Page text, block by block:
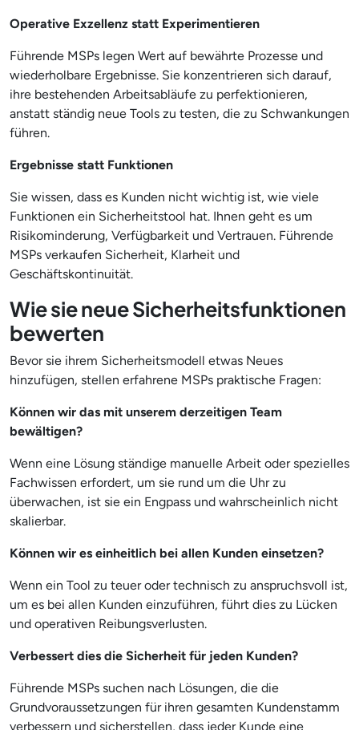
Operative Exzellenz statt Experimentieren
Führende MSPs legen Wert auf bewährte Prozesse und
wiederholbare Ergebnisse. Sie konzentrieren sich darauf,
ihre bestehenden Arbeitsabläufe zu perfektionieren,
anstatt ständig neue Tools zu testen, die zu Schwankungen
führen.
Ergebnisse statt Funktionen
Sie wissen, dass es Kunden nicht wichtig ist, wie viele
Funktionen ein Sicherheitstool hat. Ihnen geht es um
Risikominderung, Verfügbarkeit und Vertrauen. Führende
MSPs verkaufen Sicherheit, Klarheit und
Geschäftskontinuität.
Wie sie neue Sicherheitsfunktionen
bewerten
Bevor sie ihrem Sicherheitsmodell etwas Neues
hinzufügen, stellen erfahrene MSPs praktische Fragen:
Können wir das mit unserem derzeitigen Team
bewältigen?
Wenn eine Lösung ständige manuelle Arbeit oder spezielles
Fachwissen erfordert, um sie rund um die Uhr zu
überwachen, ist sie ein Engpass und wahrscheinlich nicht
skalierbar.
Können wir es einheitlich bei allen Kunden einsetzen?
Wenn ein Tool zu teuer oder technisch zu anspruchsvoll ist,
um es bei allen Kunden einzuführen, führt dies zu Lücken
und operativen Reibungsverlusten.
Verbessert dies die Sicherheit für jeden Kunden?
Führende MSPs suchen nach Lösungen, die die
Grundvoraussetzungen für ihren gesamten Kundenstamm
verbessern und sicherstellen, dass jeder Kunde eine